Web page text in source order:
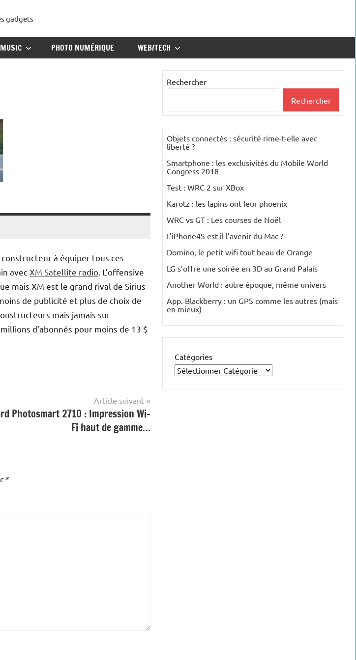
gadgets
MUSIC PHOTO NUMÉRIQUE WEB/TECH
à équiper tous ces
avecXM Satellite radio . L’offensive
mais XM est le grand rival de Sirius
de publicité et plus de choix de
mais jamais sur
d’abonnés pour moins de 13 $
Article suivant
Photosmart 2710 : Impression Wi-
Fi haut de gamme…
*
Rechercher
Rechercher
Objets connectés : sécurité rime-t-elle avec
liberté ?
Smartphone : les exclusivités du Mobile World
Congress 2018
Test : WRC 2 sur XBox
Karotz : les lapins ont leur phoenix
WRC vs GT : Les courses de Noël
L’iPhone4S est-il l’avenir du Mac ?
Domino, le petit wifi tout beau de Orange
LG s’offre une soirée en 3D au Grand Palais
Another World : autre époque, même univers
App. Blackberry : un GPS comme les autres (mais
en mieux)
Catégories